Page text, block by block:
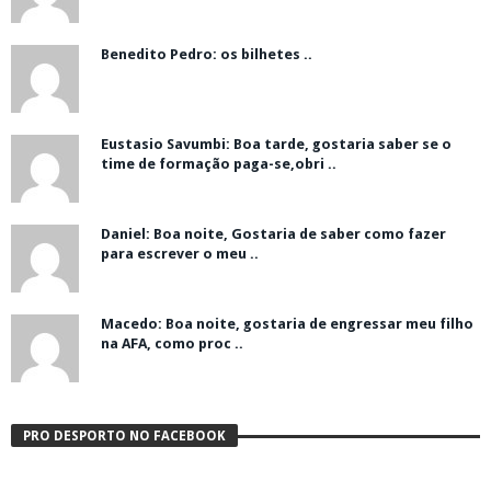
Benedito Pedro: os bilhetes ..
Eustasio Savumbi: Boa tarde, gostaria saber se o
time de formação paga-se,obri ..
Daniel: Boa noite, Gostaria de saber como fazer
para escrever o meu ..
Macedo: Boa noite, gostaria de engressar meu filho
na AFA, como proc ..
PRO DESPORTO NO FACEBOOK